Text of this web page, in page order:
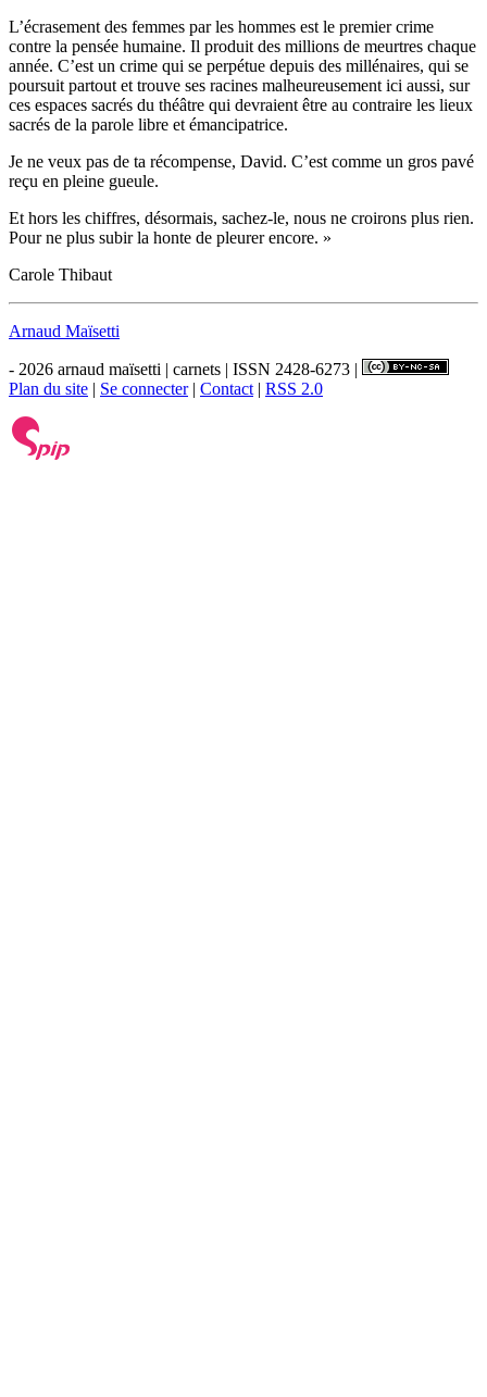
L’écrasement des femmes par les hommes est le premier crime
contre la pensée humaine. Il produit des millions de meurtres chaque
année. C’est un crime qui se perpétue depuis des millénaires, qui se
poursuit partout et trouve ses racines malheureusement ici aussi, sur
ces espaces sacrés du théâtre qui devraient être au contraire les lieux
sacrés de la parole libre et émancipatrice.
Je ne veux pas de ta récompense, David. C’est comme un gros pavé
reçu en pleine gueule.
Et hors les chiffres, désormais, sachez-le, nous ne croirons plus rien.
Pour ne plus subir la honte de pleurer encore. »
Carole Thibaut
Arnaud Maïsetti
- 2026 arnaud maïsetti | carnets | ISSN 2428-6273 |
Plan du site | Se connecter| Contact | RSS 2.0